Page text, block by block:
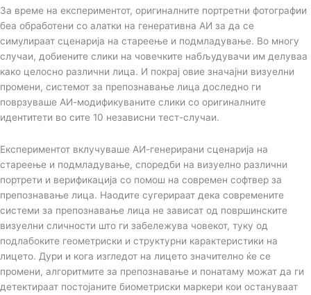
За време на експериментот, оригиналните портретни фотографии
беа обработени со алатки на генеративна АИ за да се
симулираат сценарија на стареење и подмладување. Во многу
случаи, добиените слики на човечките набљудувачи им делуваа
како целосно различни лица. И покрај овие значајни визуелни
промени, системот за препознавање лица доследно ги
поврзуваше АИ-модификуваните слики со оригиналните
идентитети во сите 10 независни тест-случаи.
Експериментот вклучуваше АИ-генерирани сценарија на
стареење и подмладување, споредби на визуелно различни
портрети и верификација со помош на современ софтвер за
препознавање лица. Наодите сугерираат дека современите
системи за препознавање лица не зависат од површинските
визуелни сличности што ги забележува човекот, туку од
подлабоките геометриски и структурни карактеристики на
лицето. Дури и кога изгледот на лицето значително ќе се
промени, алгоритмите за препознавање и понатаму можат да ги
детектираат постојаните биометриски маркери кои остануваат